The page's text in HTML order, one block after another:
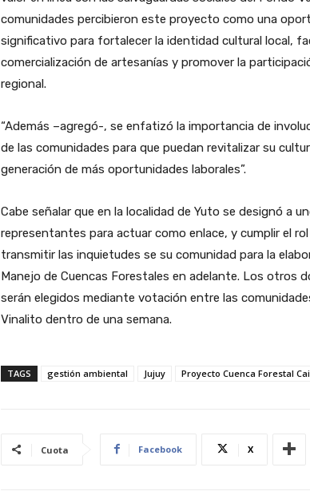
comunidades percibieron este proyecto como una
significativo para fortalecer la identidad cultural local,
comercialización de artesanías y promover la
regional.
“Además –agregó-, se enfatizó la importancia de
de las comunidades para que puedan revitalizar su
generación de más oportunidades laborales”.
Cabe señalar que en la localidad de Yuto se designó a
representantes para actuar como enlace, y cumplir el
transmitir las inquietudes se su comunidad para la
Manejo de Cuencas Forestales en adelante. Los otros
serán elegidos mediante votación entre las
Vinalito dentro de una semana.
TAGS gestión ambiental Jujuy Proyecto Cuenca Forestal
Cuota Facebook X